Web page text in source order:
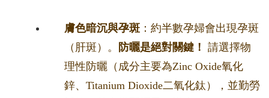
膚色暗沉與孕斑 ：約半數孕婦會出現孕斑
（肝斑）。
防曬是絕對關鍵！ 請選擇物
理性防曬（成分主要為Zinc Oxide氧化
鋅、Titanium Dioxide二氧化鈦），並勤勞